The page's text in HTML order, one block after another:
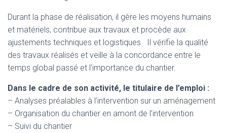
Durant la phase de réalisation, il gère les moyens humains
et matériels, contribue aux travaux et procède aux
ajustements techniques et logistiques. Il vérifie la qualité
des travaux réalisés et veille à la concordance entre le
temps global passé et l’importance du chantier.
Dans le cadre de son activité, le titulaire de l’emploi :
– Analyses préalables à l’intervention sur un aménagement
– Organisation du chantier en amont de l’intervention
– Suivi du chantier